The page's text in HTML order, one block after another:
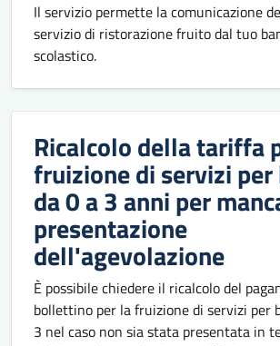
Il servizio permette la comunicazione
servizio di ristorazione fruito dal tuo
scolastico.
Ricalcolo della tariffa
fruizione di servizi
da 0 a 3 anni per
presentazione
dell'agevolazione
È possibile chiedere il ricalcolo del
bollettino per la fruizione di servizi per
3 nel caso non sia stata presentata in